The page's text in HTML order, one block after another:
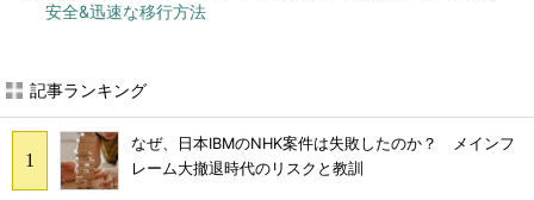
安全&迅速な移行方法
記事ランキング
なぜ、日本IBMのNHK案件は失敗したのか？ メインフ
レーム大撤退時代のリスクと教訓